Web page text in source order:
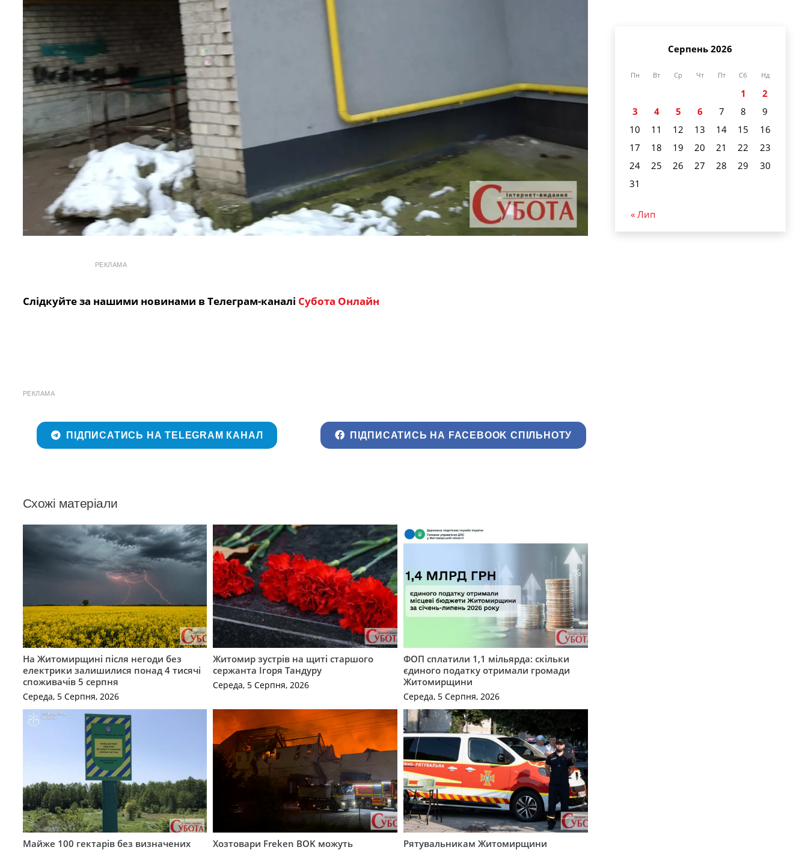
РЕКЛАМА
Слідкуйте за нашими новинами в Телеграм-каналі Субота Онлайн
РЕКЛАМА
ПІДПИСАТИСЬ НА TELEGRAM КАНАЛ ПІДПИСАТИСЬ НА FACEBOOK СПІЛЬНОТУ
Схожі матеріали
На Житомирщині після негоди без
електрики залишилися понад 4 тисячі
споживачів 5 серпня
Середа, 5 Серпня, 2026
Житомир зустрів на щиті старшого
сержанта Ігоря Тандуру
Середа, 5 Серпня, 2026
ФОП сплатили 1,1 мільярда: скільки
єдиного податку отримали громади
Житомирщини
Середа, 5 Серпня, 2026
Майже 100 гектарів без визначених
Хозтовари Freken BOK можуть
Рятувальникам Житомирщини
Серпень 2026
Пн Вт Ср Чт Пт Сб Нд
1
2
3
4 5 6 7 8
9
10
11 12 13 14 15
16
17
18 19 20 21 22
23
24
25 26 27 28 29
30
31
« Лип